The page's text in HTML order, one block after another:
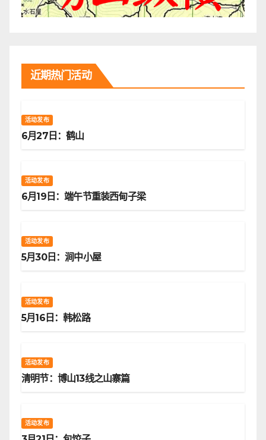
近期热门活动
活动发布
6月27日：鹤山
活动发布
6月19日：端午节重装西甸子梁
活动发布
5月30日：涧中小屋
活动发布
5月16日：韩松路
活动发布
清明节：博山13线之山寨篇
活动发布